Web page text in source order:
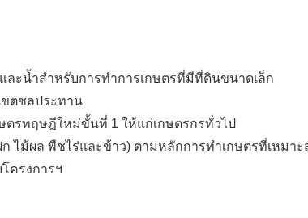
ละน้ำสำหรับการทำการเกษตรที่มีที่ดินขนาดเล็ก
ขตชลประทาน
ตรทฤษฎีใหม่ขั้นที่ 1 ให้แก่เกษตรกรทั่วไป
ไม้ผล พืชไร่และข้าว) ตามหลักการทำเกษตรที่เหมา
ครงการฯ